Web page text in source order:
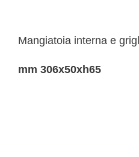
Mangiatoia interna e
mm 306x50xh65